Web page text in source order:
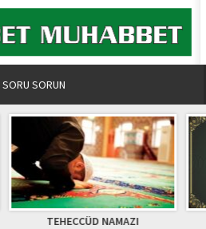
SORU SORUN
YA FATİMA YA FATİMA